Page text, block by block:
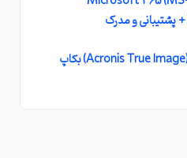
آموزش اکرونیس (Acronis True Image) بکاپ